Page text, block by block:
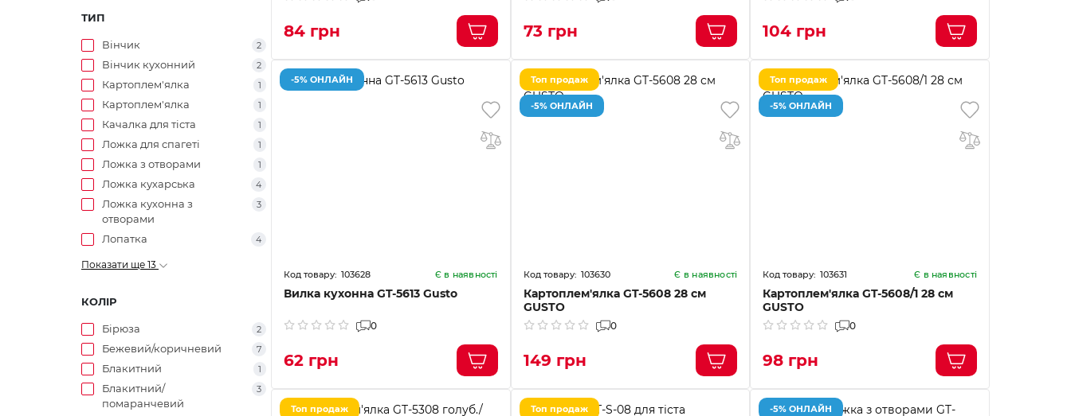
ТИП
Вінчик 2
Вінчик кухонний 2
Картоплем'ялка 1
Картоплем'ялка 1
Качалка для тіста 1
Ложка для спагеті 1
Ложка з отворами 1
Ложка кухарська 4
Ложка кухонна з
отворами
3
Лопатка 4
Показати ще 13
КОЛІР
Бірюза 2
Бежевий/коричневий 7
Блакитний 1
Блакитний/
помаранчевий
3
84 грн 73 грн 104 грн
-5% ОНЛАЙН
103628 Є в наявності
Вилка кухонна GT-5613 Gusto
0
62 грн
Топ продаж
-5% ОНЛАЙН
103630 Є в наявності
Картоплем'ялка GT-5608 28 см
GUSTO
0
149 грн
Топ продаж
-5% ОНЛАЙН
103631 Є в наявності
Картоплем'ялка GT-5608/1 28 см
GUSTO
0
98 грн
Топ продаж Топ продаж -5% ОНЛАЙН